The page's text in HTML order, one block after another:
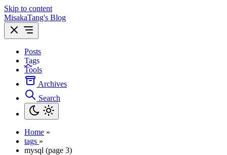
Skip to content
MisakaTang's Blog
Posts
Tags
Tools
Archives
Search
Home »
tags »
mysql (page 3)